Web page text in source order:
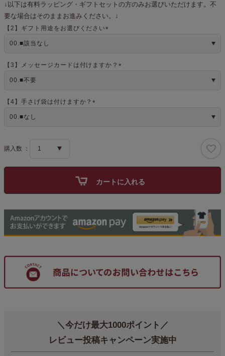
↓以下は有料ラッピング・ギフトセットの方のみお選びいただけます。不
要な場合はそのままお進みください。↓
【2】ギフト用途をお選びください
)
【3】メッセージカードは付けますか？
【4】手さげ袋は付けますか？
カートに入れる
＼今だけ最大1000ポイント／
レビュー投稿キャンペーン実施中